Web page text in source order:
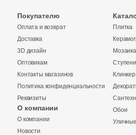
Rino Seramik (
Roca (40)
Rocersa (39)
Roka Ceram (7)
Romario Ceramics (
Rondine (
Купить в 1 клик
Покупателю
Оплата и возврат
Доставка
3D дизайн
Оптовикам
Контакты магазинов
Политика конфиденциальности
Реквизиты
О компании
О компании
Новости
Плитка
Мозаика
Ступени
Клинкер
Обои